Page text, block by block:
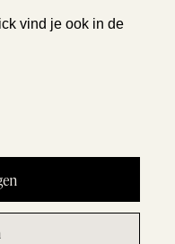
vind je ook in de